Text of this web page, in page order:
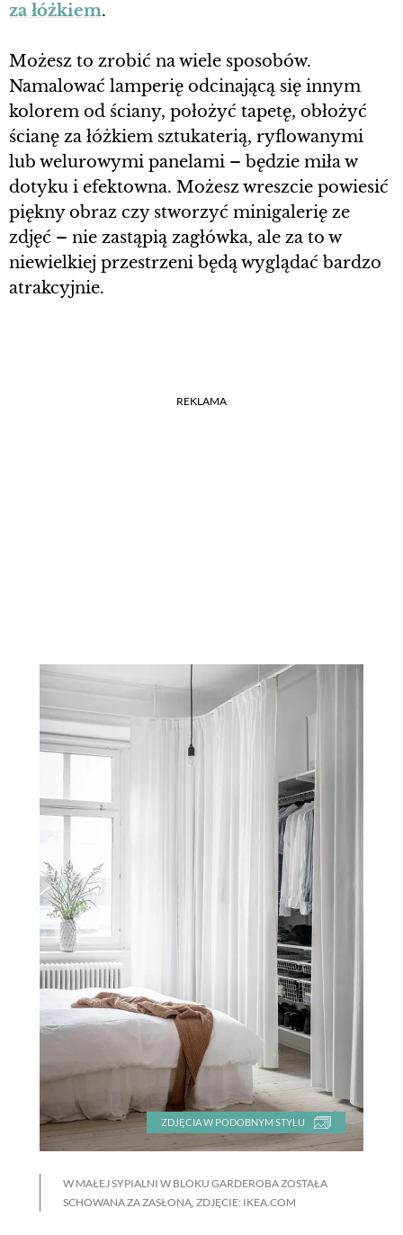
za łóżkiem.
Możesz to zrobić na wiele sposobów.
Namalować lamperię odcinającą się innym
kolorem od ściany, położyć tapetę, obłożyć
ścianę za łóżkiem sztukaterią, ryflowanymi
lub welurowymi panelami – będzie miła w
dotyku i efektowna. Możesz wreszcie powiesić
piękny obraz czy stworzyć minigalerię ze
zdjęć – nie zastąpią zagłówka, ale za to w
niewielkiej przestrzeni będą wyglądać bardzo
atrakcyjnie.
REKLAMA
ZDJĘCIA W PODOBNYM STYLU
W MAŁEJ SYPIALNI W BLOKU GARDEROBA ZOSTAŁA
SCHOWANA ZA ZASŁONĄ, ZDJĘCIE: IKEA.COM